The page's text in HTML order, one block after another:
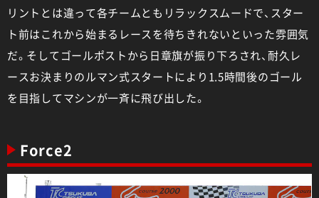
リントとは違って各チームともリラックスムードで、スター
ト前はこれから始まるレースを待ちきれないといった雰囲気
だ。そしてゴールポストから日章旗が振り下ろされ、耐久レ
ースお決まりのルマン式スタートにより1.5時間後のゴール
を目指してマシンが一斉に飛び出した。
Force2